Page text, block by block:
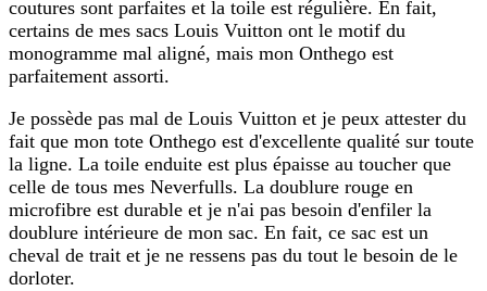
coutures sont parfaites et la toile est régulière. En fait,
certains de mes sacs Louis Vuitton ont le motif du
monogramme mal aligné, mais mon Onthego est
parfaitement assorti.
Je possède pas mal de Louis Vuitton et je peux attester du
fait que mon tote Onthego est d'excellente qualité sur toute
la ligne. La toile enduite est plus épaisse au toucher que
celle de tous mes Neverfulls. La doublure rouge en
microfibre est durable et je n'ai pas besoin d'enfiler la
doublure intérieure de mon sac. En fait, ce sac est un
cheval de trait et je ne ressens pas du tout le besoin de le
dorloter.